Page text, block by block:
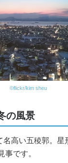
©flickr/kim sheu
の風景
名高い五稜郭。
事です。